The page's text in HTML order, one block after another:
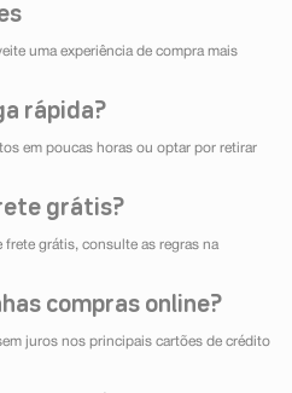
uma experiência de compra mais
rápida?
em poucas horas ou optar por retirar
grátis?
grátis, consulte as regras na
compras online?
juros nos principais cartões de crédito